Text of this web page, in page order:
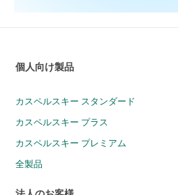
個人向け製品
カスペルスキー スタンダード
カスペルスキー プラス
カスペルスキー プレミアム
全製品